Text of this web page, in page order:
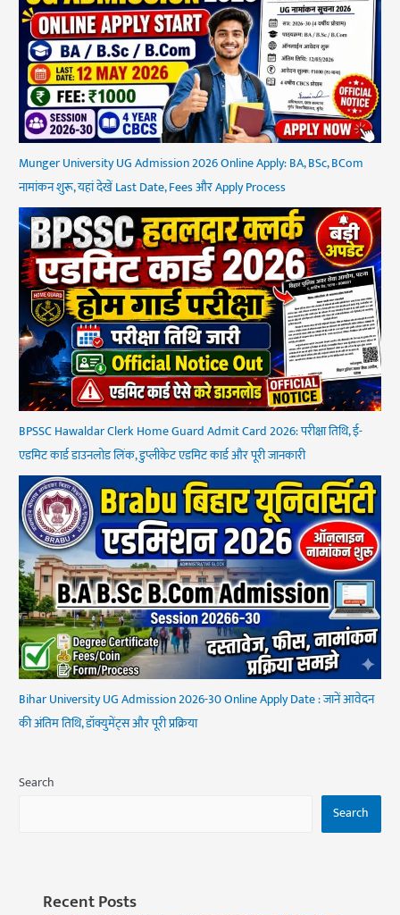
Munger University UG Admission 2026 Online Apply: BA, BSc, BCom
नामांकन शुरू, यहां देखें Last Date, Fees और Apply Process
BPSSC Hawaldar Clerk Home Guard Admit Card 2026: परीक्षा तिथि, ई-
एडमिट कार्ड डाउनलोड लिंक, डुप्लीकेट एडमिट कार्ड और पूरी जानकारी
Bihar University UG Admission 2026-30 Online Apply Date : जानें आवेदन
की अंतिम तिथि, डॉक्युमेंट्स और पूरी प्रक्रिया
Search
Search
Recent Posts